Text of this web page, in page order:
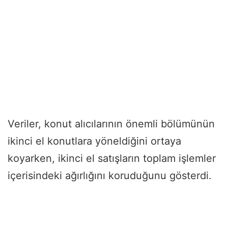
Veriler, konut alıcılarının önemli bölümünün
ikinci el konutlara yöneldiğini ortaya
koyarken, ikinci el satışların toplam işlemler
içerisindeki ağırlığını koruduğunu gösterdi.